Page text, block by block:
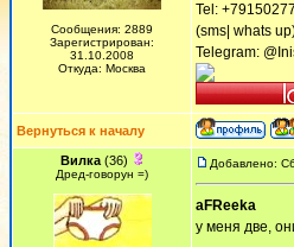
Сообщения: 2889
Зарегистрирован:
31.10.2008
Откуда: Москва
Tel:
(sms| whats
Telegram:
Вернуться к началу
Вилка(36)
Дред-говорун =)
Добавлено:
aFReeka
у меня две,